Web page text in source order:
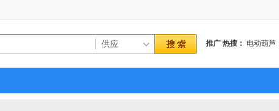
推广 热搜： 电动葫芦